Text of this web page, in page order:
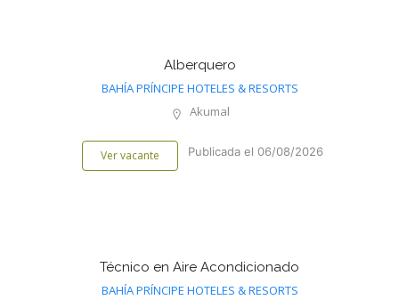
Alberquero
BAHÍA PRÍNCIPE HOTELES & RESORTS
Akumal
Ver vacante Publicada el 06/08/2026
Técnico en Aire Acondicionado
BAHÍA PRÍNCIPE HOTELES & RESORTS